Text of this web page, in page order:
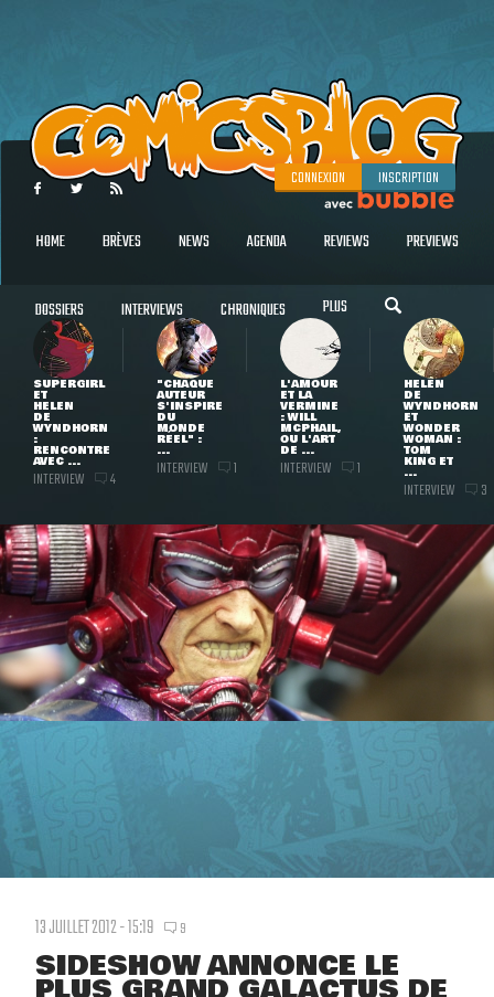
CONNEXION INSCRIPTION
HOME BRÈVES NEWS AGENDA REVIEWS PREVIEWS
DOSSIERS INTERVIEWS CHRONIQUES PLUS
SUPERGIRL
ET
HELEN
DE
WYNDHORN
:
RENCONTRE
AVEC ...
INTERVIEW 4
"CHAQUE
AUTEUR
S'INSPIRE
DU
MONDE
RÉEL" :
...
INTERVIEW 1
L'AMOUR
ET LA
VERMINE
: WILL
MCPHAIL,
OU L'ART
DE ...
INTERVIEW 1
HELEN
DE
WYNDHORN
ET
WONDER
WOMAN :
TOM
KING ET
...
INTERVIEW 3
13 JUILLET 2012 - 15:19 9
SIDESHOW ANNONCE LE